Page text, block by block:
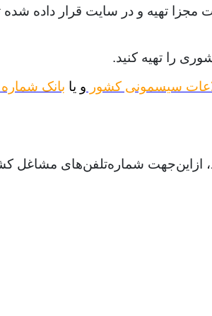
تهیه و در سایت قرار داده شده تا
را تهیه کنید.
سیسمونی کشور و یا بانک
ازاین‌جهت شماره‌تلفن‌های